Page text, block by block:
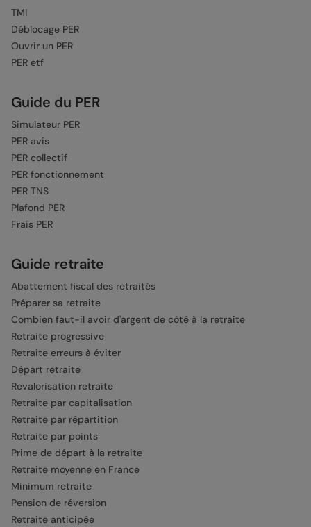
TMI
Déblocage PER
Ouvrir un PER
PER etf
Guide du PER
Simulateur PER
PER avis
PER collectif
PER fonctionnement
PER TNS
Plafond PER
Frais PER
Guide retraite
Abattement fiscal des retraités
Préparer sa retraite
Combien faut-il avoir d'argent de côté à la retraite
Retraite progressive
Retraite erreurs à éviter
Départ retraite
Revalorisation retraite
Retraite par capitalisation
Retraite par répartition
Retraite par points
Prime de départ à la retraite
Retraite moyenne en France
Minimum retraite
Pension de réversion
Retraite anticipée